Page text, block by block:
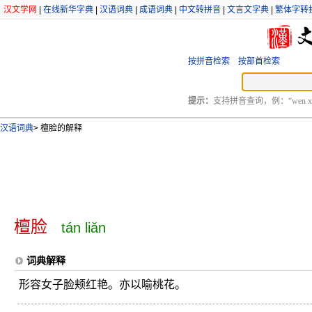
汉文学网 在线新华字典 汉语词典 成语词典 中文转拼音 文言文字典 繁体字转
按拼音检索 按部首检索
提示： 支持拼音查询，例：“wen
汉语词典> 檀脸的解释
檀脸 tán liǎn
词典解释
形容女子脸颊红艳。亦以喻桃花。